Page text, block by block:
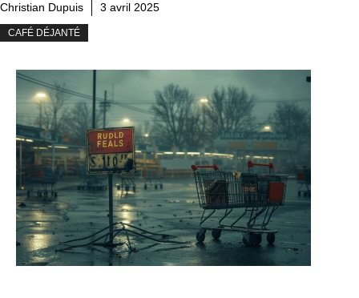
Christian Dupuis 3 avril 2025
CAFÉ DÉJANTÉ